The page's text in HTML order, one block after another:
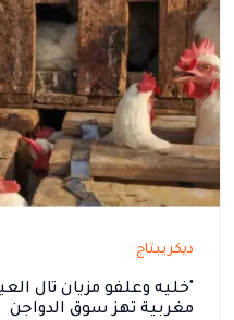
ديكريبتاج
"خليه وعلفو مزيان تال
مغربية تهز سوق الدواجن